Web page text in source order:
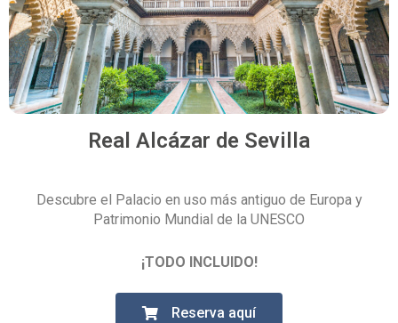
Real Alcázar de Sevilla
Descubre el Palacio en uso más antiguo de Europa y
Patrimonio Mundial de la UNESCO
¡TODO INCLUIDO!
Reserva aquí